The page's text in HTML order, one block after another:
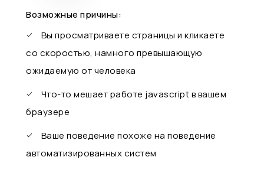
Возможные причины:
Вы просматриваете страницы и кликаете
со скоростью, намного превышающую
ожидаемую от человека
Что-то мешает работе javascript в вашем
браузере
Ваше поведение похоже на поведение
автоматизированных систем